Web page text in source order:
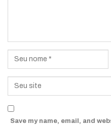
Save my name, email, and